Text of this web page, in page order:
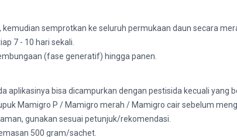
semprotkan ke seluruh permukaan daun secara
7 - 10 hari sekali.
(fase generatif) hingga panen.
aplikasinya bisa dicampurkan dengan pestisida kecuali yang
Mamigro P / Mamigro merah / Mamigro cair sebelum
gunakan sesuai petunjuk/rekomendasi.
500 gram/sachet.